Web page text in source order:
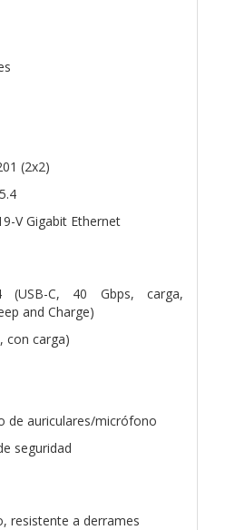
(2x2)
V Gigabit Ethernet
C, 40 Gbps, carga,
and Charge)
con carga)
de auriculares/micrófono
seguridad
resistente a derrames